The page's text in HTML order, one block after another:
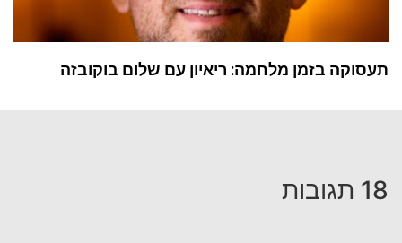
תעסוקה בזמן מלחמה: ריאיון עם שלום בוקובזה
18 תגובות